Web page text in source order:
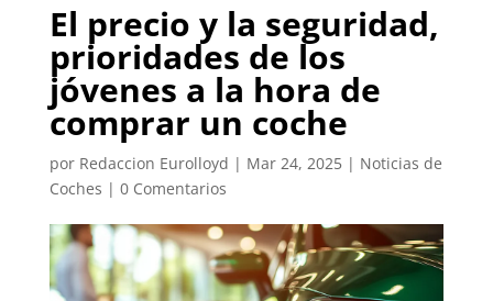
El precio y la seguridad,
prioridades de los
jóvenes a la hora de
comprar un coche
por Redaccion Eurolloyd | Mar 24, 2025| Noticias de
Coches | 0 Comentarios